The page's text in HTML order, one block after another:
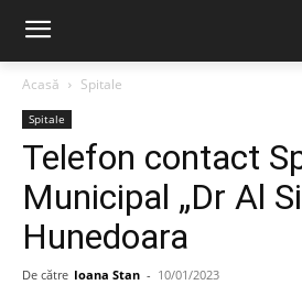
Acasă Spitale
Spitale
Telefon contact
Municipal „Dr Al
Hunedoara
De către Ioana Stan - 10/01/2023